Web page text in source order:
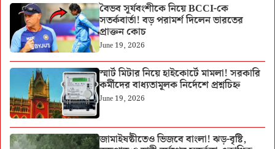
বৈভব সূর্যবংশীকে নিয়ে BCCI-কে
সতর্কবার্তা! বড় পরামর্শ দিলেন ভারতের
প্রাক্তন কোচ
June 19, 2026
স্মার্ট মিটার নিয়ে হাইকোর্টে মামলা! সরকারি
কর্মীদের বাধ্যতামূলক নির্দেশে প্রশ্নচিহ্ন
June 19, 2026
জামাইষষ্ঠীতেও ভিজবে বাংলা! ঝড়-বৃষ্টি,